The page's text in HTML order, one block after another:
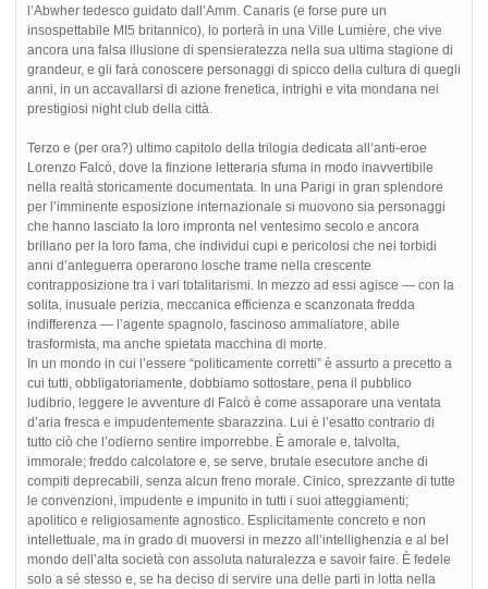
l’Abwher tedesco guidato dall’Amm. Canaris (e forse pure un
insospettabile MI5 britannico), lo porterà in una Ville Lumière, che vive
ancora una falsa illusione di spensieratezza nella sua ultima stagione di
grandeur, e gli farà conoscere personaggi di spicco della cultura di quegli
anni, in un accavallarsi di azione frenetica, intrighi e vita mondana nei
prestigiosi night club della città.
Terzo e (per ora?) ultimo capitolo della trilogia dedicata all’anti-eroe
Lorenzo Falcò, dove la finzione letteraria sfuma in modo inavvertibile
nella realtà storicamente documentata. In una Parigi in gran splendore
per l’imminente esposizione internazionale si muovono sia personaggi
che hanno lasciato la loro impronta nel ventesimo secolo e ancora
brillano per la loro fama, che individui cupi e pericolosi che nei torbidi
anni d’anteguerra operarono losche trame nella crescente
contrapposizione tra i vari totalitarismi. In mezzo ad essi agisce — con la
solita, inusuale perizia, meccanica efficienza e scanzonata fredda
indifferenza — l’agente spagnolo, fascinoso ammaliatore, abile
trasformista, ma anche spietata macchina di morte.
In un mondo in cui l’essere “politicamente corretti” è assurto a precetto a
cui tutti, obbligatoriamente, dobbiamo sottostare, pena il pubblico
ludibrio, leggere le avventure di Falcò è come assaporare una ventata
d’aria fresca e impudentemente sbarazzina. Lui è l’esatto contrario di
tutto ciò che l’odierno sentire imporrebbe. È amorale e, talvolta,
immorale; freddo calcolatore e, se serve, brutale esecutore anche di
compiti deprecabili, senza alcun freno morale. Cinico, sprezzante di tutte
le convenzioni, impudente e impunito in tutti i suoi atteggiamenti;
apolitico e religiosamente agnostico. Esplicitamente concreto e non
intellettuale, ma in grado di muoversi in mezzo all’intellighenzia e al bel
mondo dell’alta società con assoluta naturalezza e savoir faire. È fedele
solo a sé stesso e, se ha deciso di servire una delle parti in lotta nella